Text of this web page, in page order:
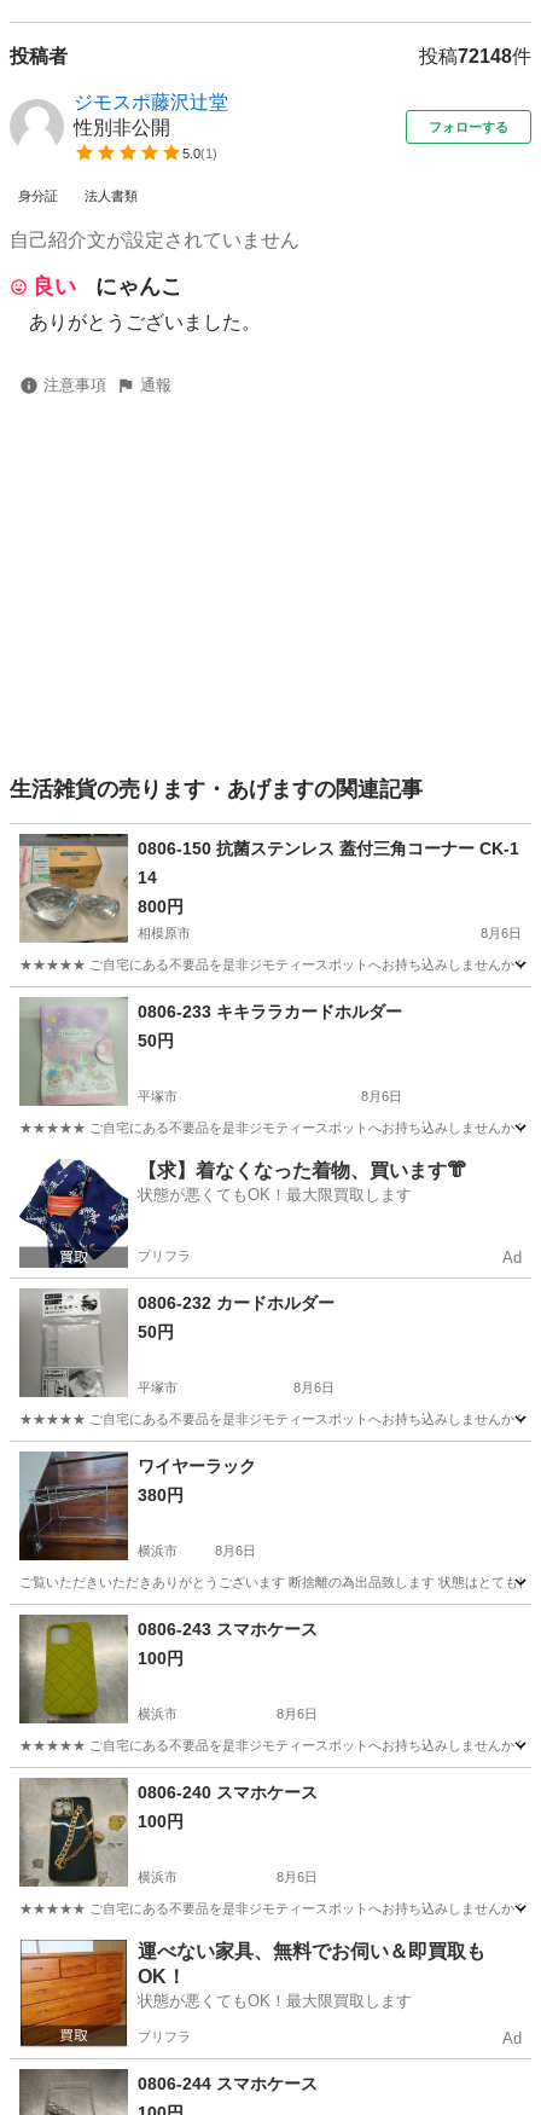
投稿者 投稿72148件
ジモスポ藤沢辻堂
性別非公開
5.0(1)
フォローする
身分証 法人書類
自己紹介文が設定されていません
良い にゃんこ
ありがとうございました。
注意事項 通報
生活雑貨の売ります・あげますの関連記事
0806-150 抗菌ステンレス 蓋付三角コーナー CK-1
14
800円
相模原市 8月6日
★★★★★ ご自宅にある不要品を是非ジモティースポットへお持ち込みしませんか？
神奈川 相模原市 家庭用品 現地
0806-233 キキララカードホルダー
50円
平塚市 8月6日
★★★★★ ご自宅にある不要品を是非ジモティースポットへお持ち込みしませんか？
神奈川 手帳 現地
【求】着なくなった着物、買います👘
状態が悪くてもOK！最大限買取します
プリフラ Ad
0806-232 カードホルダー
50円
平塚市 8月6日
★★★★★ ご自宅にある不要品を是非ジモティースポットへお持ち込みしませんか？
神奈川 平塚市 生活雑貨
ワイヤーラック
380円
横浜市 8月6日
ご覧いただきいただきありがとうございます 断捨離の為出品致します 状態はとて
神奈川 横浜市 ラック
0806-243 スマホケース
100円
横浜市 8月6日
★★★★★ ご自宅にある不要品を是非ジモティースポットへお持ち込みしませんか？
神奈川 横浜市 現地
0806-240 スマホケース
100円
横浜市 8月6日
★★★★★ ご自宅にある不要品を是非ジモティースポットへお持ち込みしませんか？
神奈川 横浜市 生活雑貨 現地
運べない家具、無料でお伺い＆即買取も
OK！
状態が悪くてもOK！最大限買取します
プリフラ Ad
0806-244 スマホケース